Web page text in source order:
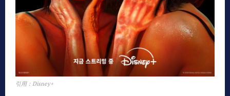
引用：Disney+